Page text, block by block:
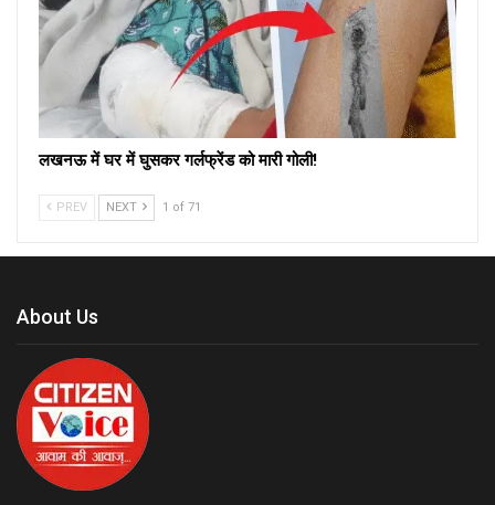
लखनऊ में घर में घुसकर गर्लफ्रेंड को मारी गोली!
PREV NEXT 1 of 71
About Us